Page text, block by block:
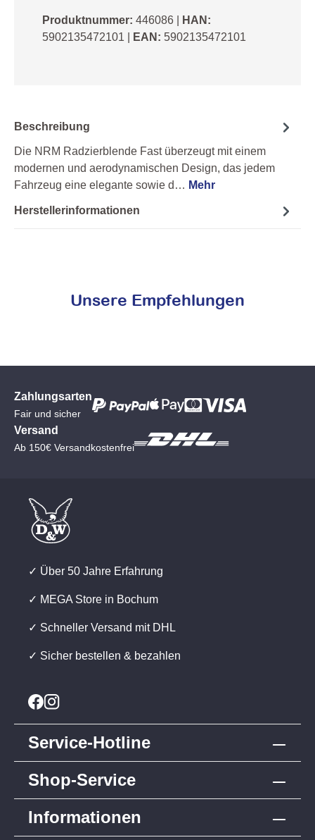
Produktnummer: 446086
HAN:
5902135472101
EAN: 5902135472101
Beschreibung
Die NRM Radzierblende Fast überzeugt mit einem
modernen und aerodynamischen Design, das jedem
Fahrzeug eine elegante sowie d… Mehr
Herstellerinformationen
Unsere Empfehlungen
Zahlungsarten
Fair und sicher
Versand
Ab 150€ Versandkostenfrei
✓ Über 50 Jahre Erfahrung
✓ MEGA Store in Bochum
✓ Schneller Versand mit DHL
✓ Sicher bestellen & bezahlen
Service-Hotline
Shop-Service
Informationen